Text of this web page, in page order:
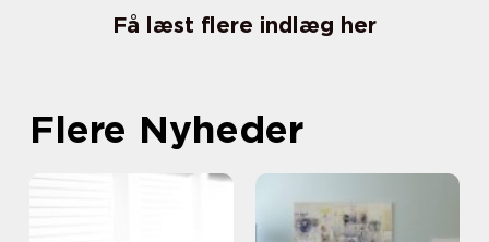
Få læst flere indlæg her
Flere Nyheder